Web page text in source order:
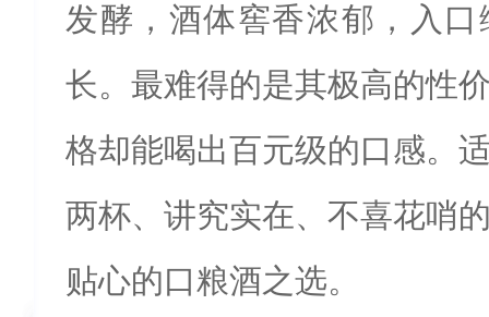
发酵，酒体窖香浓郁，入
长。最难得的是其极高的性
格却能喝出百元级的口感。
两杯、讲究实在、不喜花哨
贴心的口粮酒之选。